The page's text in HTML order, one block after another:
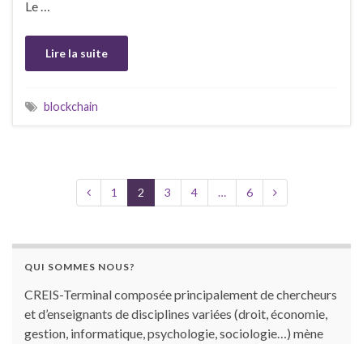
Le …
Lire la suite
blockchain
1 2 3 4 … 6
QUI SOMMES NOUS?
CREIS-Terminal composée principalement de chercheurs
et d’enseignants de disciplines variées (droit, économie,
gestion, informatique, psychologie, sociologie…) mène